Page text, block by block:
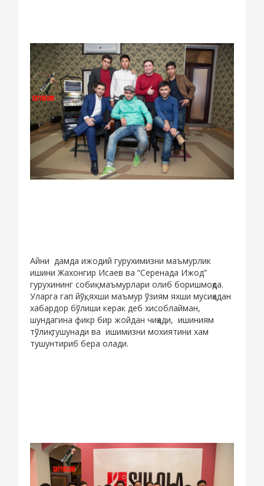
Айни дамда ижодий гурухимизни маъмурлик
ишини Жахонгир Исаев ва “Серенада Ижод”
гурухининг собиқ маъмурлари олиб боришмоқда.
Уларга гап йўқ, яхши маъмур ўзиям яхши мусиқадан
хабардор бўлиши керак деб хисоблайман,
шундагина фикр бир жойдан чиқади, ишиниям
тўлиқ тушунади ва ишимизни мохиятини хам
тушунтириб бера олади.